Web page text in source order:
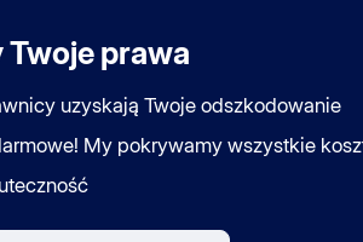
Twoje prawa
uzyskają Twoje odszkodowanie
My pokrywamy wszystkie